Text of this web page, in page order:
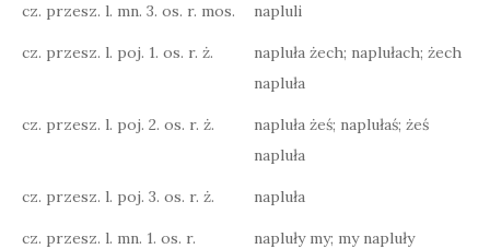
cz. przesz. l. mn. 3. os. r. mos. napluli
cz. przesz. l. poj. 1. os. r. ż.
napluła żech; naplułach; żech
napluła
cz. przesz. l. poj. 2. os. r. ż.
napluła żeś; naplułaś; żeś
napluła
cz. przesz. l. poj. 3. os. r. ż. napluła
cz. przesz. l. mn. 1. os. r.
napluły my; my napluły